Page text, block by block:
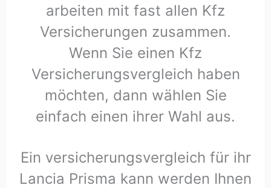
arbeiten mit fast allen Kfz
Versicherungen zusammen.
Wenn Sie einen Kfz
Versicherungsvergleich haben
möchten, dann wählen Sie
einfach einen ihrer Wahl aus.
Ein versicherungsvergleich für ihr
Lancia Prisma kann werden Ihnen